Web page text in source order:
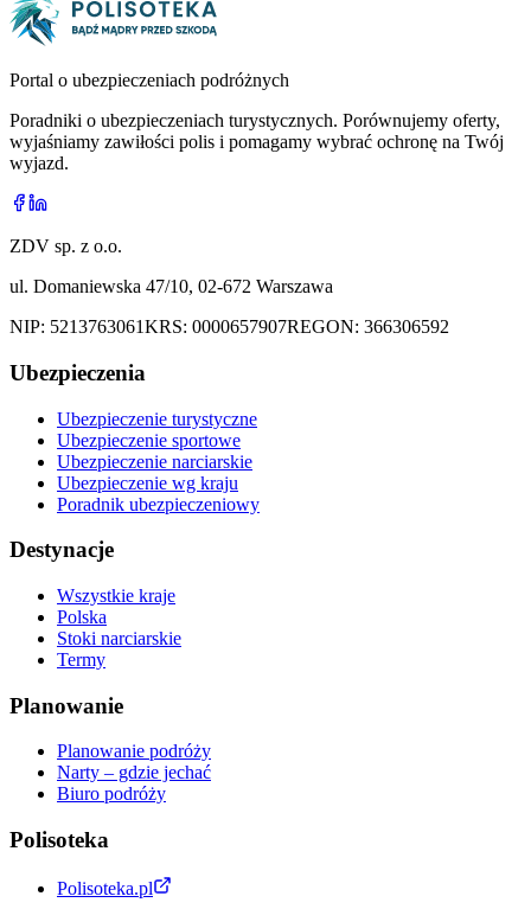
Portal o ubezpieczeniach podróżnych
Poradniki o ubezpieczeniach turystycznych. Porównujemy oferty,
wyjaśniamy zawiłości polis i pomagamy wybrać ochronę na Twój
wyjazd.
ZDV sp. z o.o.
ul. Domaniewska 47/10, 02-672 Warszawa
NIP: 5213763061KRS: 0000657907REGON: 366306592
Ubezpieczenia
Ubezpieczenie turystyczne
Ubezpieczenie sportowe
Ubezpieczenie narciarskie
Ubezpieczenie wg kraju
Poradnik ubezpieczeniowy
Destynacje
Wszystkie kraje
Polska
Stoki narciarskie
Termy
Planowanie
Planowanie podróży
Narty – gdzie jechać
Biuro podróży
Polisoteka
Polisoteka.pl